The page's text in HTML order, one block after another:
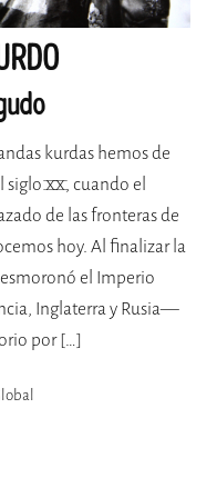
kurdas hemos de
XX, cuando el
de las fronteras de
hoy. Al finalizar la
el Imperio
Inglaterra y Rusia—
por […]